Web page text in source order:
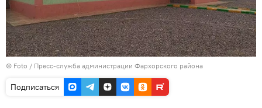
© Foto / Пресс-служба администрации Фархорского района
Подписаться